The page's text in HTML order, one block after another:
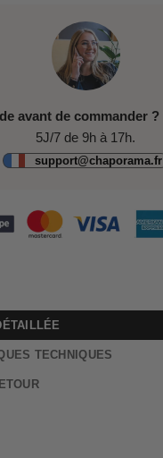
avant de commander ?
5J/7 de 9h à 17h.
support@chaporama.fr
TECHNIQUES